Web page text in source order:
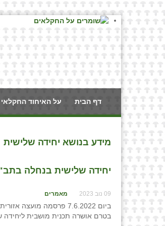
דף הבית על האיחוד החקלאי
מידע בנושא יחידה שלישית
יחידה שלישית בנחלה
09 נוב 2023 מאמרים
ביום 7.6.2022 פרסמה
בטרם אושרה תכנית מושבית ליחידה